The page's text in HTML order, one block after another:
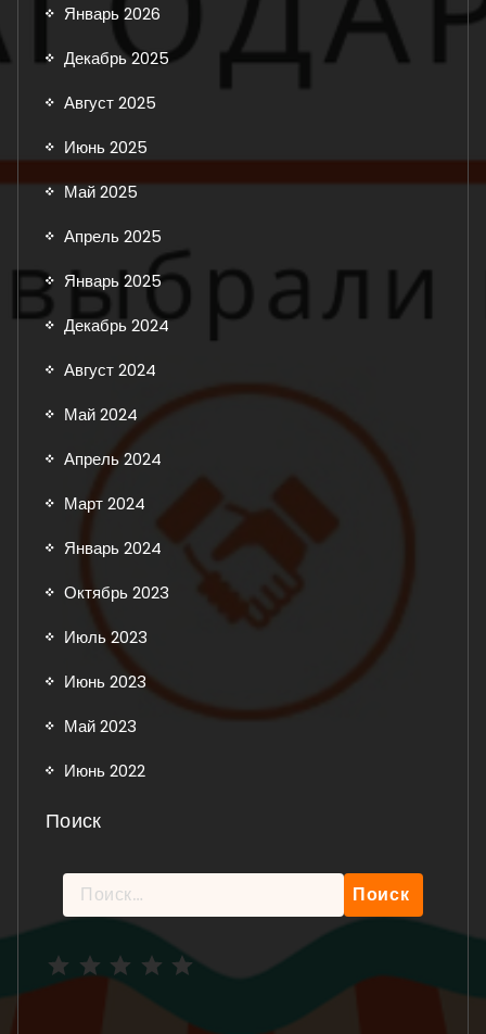
Январь 2026
Декабрь 2025
Август 2025
Июнь 2025
Май 2025
Апрель 2025
Январь 2025
Декабрь 2024
Август 2024
Май 2024
Апрель 2024
Март 2024
Январь 2024
Октябрь 2023
Июль 2023
Июнь 2023
Май 2023
Июнь 2022
Поиск
Найти: